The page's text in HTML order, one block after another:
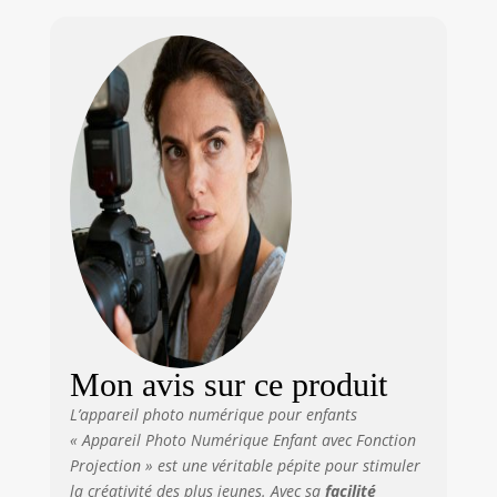
11 12 Ans
s'amuser à
prendre des
photos avec
l'appareil, mais
aussi projeter des
photos ou des
vidéos sur le mur
pour partager les
résultats de la
photographie avec
leur famille et
fonction les incite
à explorer le
monde de la
photographie.
LENTILLE ROTATIVE
ET DISTANCE DE
Mon avis sur ce produit
L’appareil photo numérique pour enfants
« Appareil Photo Numérique Enfant avec Fonction
Projection » est une véritable pépite pour stimuler
la créativité des plus jeunes. Avec sa facilité